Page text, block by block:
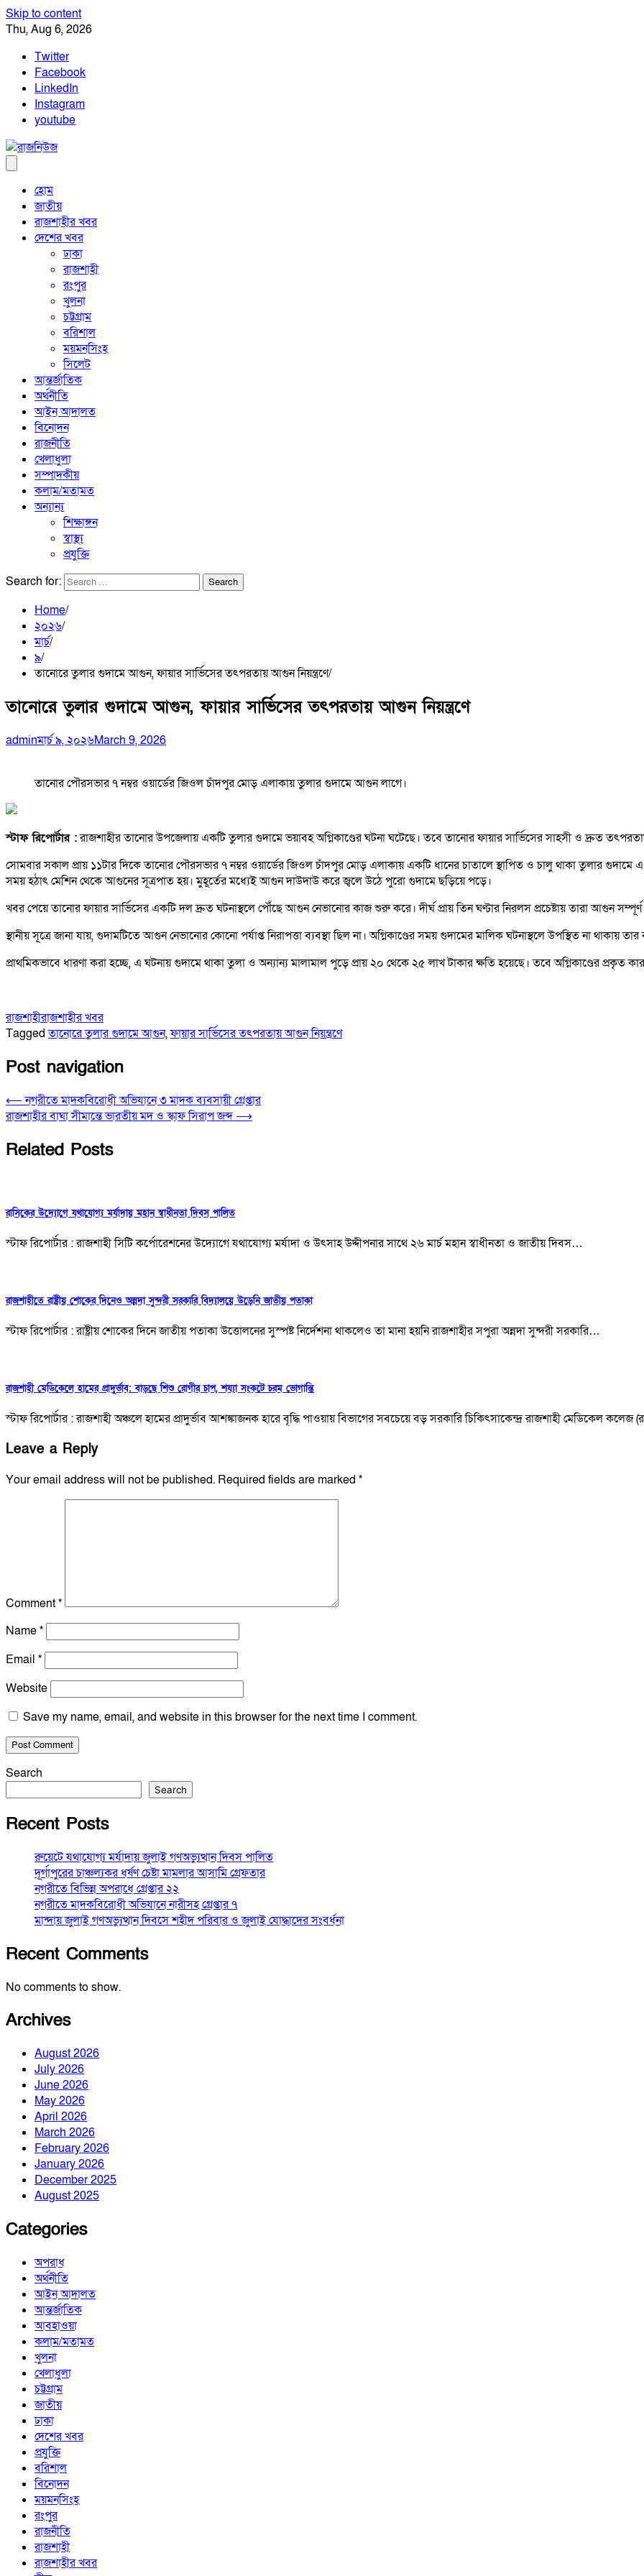
Skip to content
Thu, Aug 6, 2026
Twitter
Facebook
LinkedIn
Instagram
youtube
হোম
জাতীয়
রাজশাহীর খবর
দেশের খবর
ঢাকা
রাজশাহী
রংপুর
খুলনা
চট্টগ্রাম
বরিশাল
ময়মনসিংহ
সিলেট
আন্তর্জাতিক
অর্থনীতি
আইন আদালত
বিনোদন
রাজনীতি
খেলাধুলা
সম্পাদকীয়
কলাম/মতামত
অন্যান্য
শিক্ষাঙ্গন
স্বাস্থ্য
প্রযুক্তি
Search for:
Home
২০২৬
মার্চ
৯
তানোরে তুলার গুদামে আগুন, ফায়ার সার্ভিসের তৎপরতায় আগুন নিয়ন্ত্রণে
তানোরে তুলার গুদামে আগুন, ফায়ার সার্ভিসের তৎপরতায় আগুন নিয়ন্ত্রণে
adminমার্চ ৯, ২০২৬March 9, 2026
তানোর পৌরসভার ৭ নম্বর ওয়ার্ডের জিওল চাঁদপুর মোড় এলাকায় তুলার গুদামে আগুন লাগে।
স্টাফ রিপোর্টার :রাজশাহীর তানোর উপজেলায় একটি তুলার গুদামে ভয়াবহ অগ্নিকাণ্ডের ঘটনা ঘটেছে। তবে তানোর ফায়ার সার্ভিসের সাহসী ও দ্রুত তৎপরতায়
সোমবার সকাল প্রায় ১১টার দিকে তানোর পৌরসভার ৭ নম্বর ওয়ার্ডের জিওল চাঁদপুর মোড় এলাকায় একটি ধানের চাতালে স্থাপিত ও চালু থাকা তুলার গুদামে এ
সময় হঠাৎ মেশিন থেকে আগুনের সূত্রপাত হয়। মুহূর্তের মধ্যেই আগুন দাউদাউ করে জ্বলে উঠে পুরো গুদামে ছড়িয়ে পড়ে।
খবর পেয়ে তানোর ফায়ার সার্ভিসের একটি দল দ্রুত ঘটনাস্থলে পৌঁছে আগুন নেভানোর কাজ শুরু করে। দীর্ঘ প্রায় তিন ঘণ্টার নিরলস প্রচেষ্টায় তারা আগুন
স্থানীয় সূত্রে জানা যায়, গুদামটিতে আগুন নেভানোর কোনো পর্যাপ্ত নিরাপত্তা ব্যবস্থা ছিল না। অগ্নিকাণ্ডের সময় গুদামের মালিক ঘটনাস্থলে উপস্থিত না থাকায় তার
প্রাথমিকভাবে ধারণা করা হচ্ছে, এ ঘটনায় গুদামে থাকা তুলা ও অন্যান্য মালামাল পুড়ে প্রায় ২০ থেকে ২৫ লাখ টাকার ক্ষতি হয়েছে। তবে অগ্নিকাণ্ডের প্রকৃত
রাজশাহীরাজশাহীর খবর
Taggedতানোরে তুলার গুদামে আগুন,ফায়ার সার্ভিসের তৎপরতায় আগুন নিয়ন্ত্রণে
Post navigation
⟵ নগরীতে মাদকবিরোধী অভিযানে ৩ মাদক ব্যবসায়ী গ্রেপ্তার
রাজশাহীর বাঘা সীমান্তে ভারতীয় মদ ও স্কাফ সিরাপ জব্দ ⟶
Related Posts
রাসিকের উদ্যোগে যথাযোগ্য মর্যাদায় মহান স্বাধীনতা দিবস পালিত
স্টাফ রিপোর্টার : রাজশাহী সিটি কর্পোরেশনের উদ্যোগে যথাযোগ্য মর্যাদা ও উৎসাহ উদ্দীপনার সাথে ২৬ মার্চ মহান স্বাধীনতা ও জাতীয় দিবস…
রাজশাহীতে রাষ্ট্রীয় শোকের দিনেও অন্নদা সুন্দরী সরকারি বিদ্যালয়ে উড়েনি জাতীয় পতাকা
স্টাফ রিপোর্টার : রাষ্ট্রীয় শোকের দিনে জাতীয় পতাকা উত্তোলনের সুস্পষ্ট নির্দেশনা থাকলেও তা মানা হয়নি রাজশাহীর সপুরা অন্নদা সুন্দরী সরকারি…
রাজশাহী মেডিকেলে হামের প্রাদুর্ভাব: বাড়ছে শিশু রোগীর চাপ, শয্যা সংকটে চরম ভোগান্তি
স্টাফ রিপোর্টার : রাজশাহী অঞ্চলে হামের প্রাদুর্ভাব আশঙ্কাজনক হারে বৃদ্ধি পাওয়ায় বিভাগের সবচেয়ে বড় সরকারি চিকিৎসাকেন্দ্র রাজশাহী মেডিকেল কলেজ
Leave a Reply
Your email address will not be published. Required fields are marked *
Comment*
Name*
Email *
Website
Save my name, email, and website in this browser for the next time I comment.
Search
Search
Recent Posts
রুয়েটে যথাযোগ্য মর্যাদায় জুলাই গণঅভ্যুত্থান দিবস পালিত
দূর্গাপুরের চাঞ্চল্যকর ধর্ষণ চেষ্টা মামলার আসামি গ্রেফতার
নগরীতে বিভিন্ন অপরাধে গ্রেপ্তার ২২
নগরীতে মাদকবিরোধী অভিযানে নারীসহ গ্রেপ্তার ৭
মান্দায় জুলাই গণঅভ্যুত্থান দিবসে শহীদ পরিবার ও জুলাই যোদ্ধাদের সংবর্ধনা
Recent Comments
No comments to show.
Archives
August 2026
July 2026
June 2026
May 2026
April 2026
March 2026
February 2026
January 2026
December 2025
August 2025
Categories
অপরাধ
অর্থনীতি
আইন আদালত
আন্তর্জাতিক
আবহাওয়া
কলাম/মতামত
খুলনা
খেলাধুলা
চট্টগ্রাম
জাতীয়
ঢাকা
দেশের খবর
প্রযুক্তি
বরিশাল
বিনোদন
ময়মনসিংহ
রংপুর
রাজনীতি
রাজশাহী
রাজশাহীর খবর